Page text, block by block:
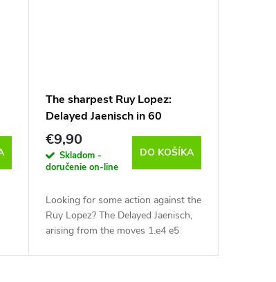
The sharpest Ruy Lopez:
Delayed Jaenisch in 60
Minutes, Robert Ris - verzia
na stiahnutie (anglicky)
€9,90
Skladom -
doručenie on-line
DO KOŠÍKA
Looking for some action against the
Ruy Lopez? The Delayed Jaenisch,
arising from the moves 1.e4 e5